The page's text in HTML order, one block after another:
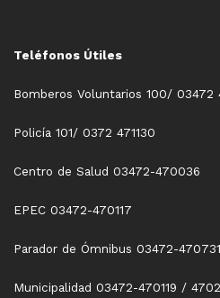
Teléfonos Útiles
Bomberos Voluntarios 100/ 03472
Policía 101/ 0372 471130
Centro de Salud 03472-470036
EPEC 03472-470117
Parador de Ómnibus 03472-470731
Municipalidad 03472-470119 /